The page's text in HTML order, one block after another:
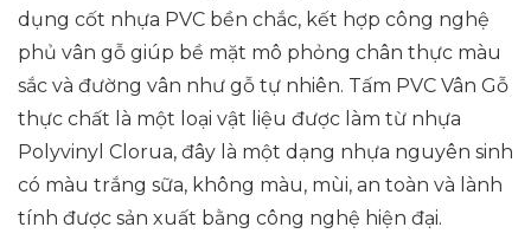
dụng cốt nhựa PVC bền chắc, kết hợp công nghệ
phủ vân gỗ giúp bề mặt mô phỏng chân thực màu
sắc và đường vân như gỗ tự nhiên. Tấm PVC Vân Gỗ
thực chất là một loại vật liệu được làm từ nhựa
Polyvinyl Clorua, đây là một dạng nhựa nguyên sinh
có màu trắng sữa, không màu, mùi, an toàn và lành
tính được sản xuất bằng công nghệ hiện đại.